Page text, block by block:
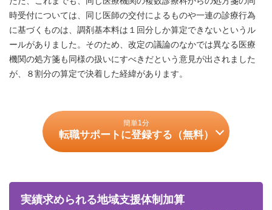
時受付については、同じ医師の交付によるものや一連の診療行為
に基づくものは、調剤基本料は１回分しか算定できないというル
ールがありました。そのため、改定の議論のなかでは異なる医療
機関の処方箋も同様の扱いにすべきだという意見が出されました
が、８割分の算定で決着した経緯があります。
簡単1分
転職サポートに登録する（無料）
実績求められる地域支援体制加算